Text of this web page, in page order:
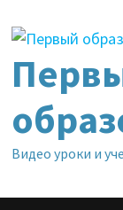
содержимому
Видео уроки и